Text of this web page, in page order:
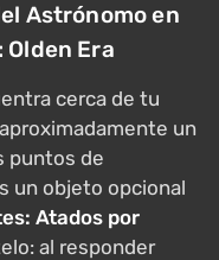
Astrónomo en
Era
cerca de tu
un
puntos de
un objeto opcional
Atados por
al responder